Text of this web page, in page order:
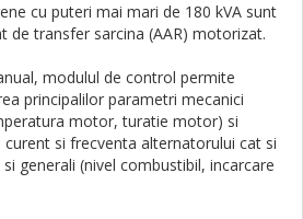
cu puteri mai mari de 180 kVA sunt
de transfer sarcina (AAR) motorizat.
modulul de control permite
principalilor parametri mecanici
motor, turatie motor) si
curent si frecventa alternatorului cat si
generali (nivel combustibil, incarcare